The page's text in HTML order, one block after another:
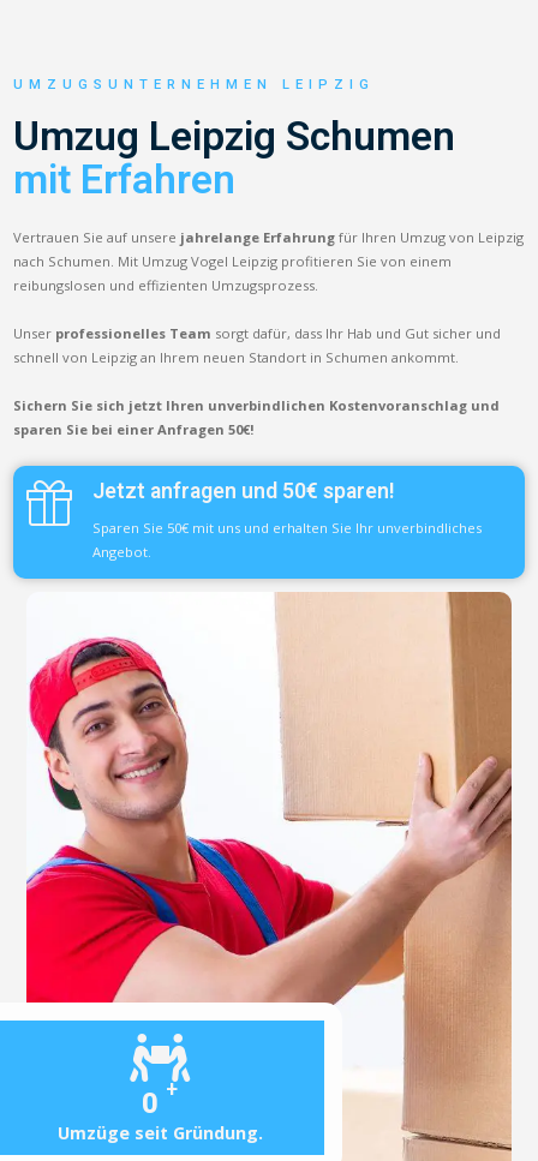
0 +
Umzüge seit Gründung.
UMZUGSUNTERNEHMEN LEIPZIG
Umzug Leipzig Schumen
mit Erfahren
Vertrauen Sie auf unsere jahrelange Erfahrung für Ihren Umzug von Leipzig
nach Schumen. Mit Umzug Vogel Leipzig profitieren Sie von einem
reibungslosen und effizienten Umzugsprozess.
Unser professionelles Team sorgt dafür, dass Ihr Hab und Gut sicher und
schnell von Leipzig an Ihrem neuen Standort in Schumen ankommt.
Sichern Sie sich jetzt Ihren unverbindlichen Kostenvoranschlag und
sparen Sie bei einer Anfragen 50€!
Jetzt anfragen und 50€ sparen!
Sparen Sie 50€ mit uns und erhalten Sie Ihr unverbindliches
Angebot.